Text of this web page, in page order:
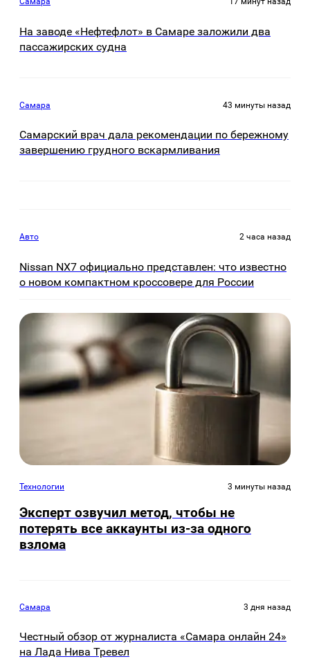
На заводе «Нефтефлот» в Самаре заложили два
пассажирских судна
Самара 43 минуты назад
Самарский врач дала рекомендации по бережному
завершению грудного вскармливания
Авто 2 часа назад
Nissan NX7 официально представлен: что известно
о новом компактном кроссовере для России
Технологии 3 минуты назад
Эксперт озвучил метод, чтобы не
потерять все аккаунты из-за одного
взлома
Самара 3 дня назад
Честный обзор от журналиста «Самара онлайн 24»
на Лада Нива Тревел